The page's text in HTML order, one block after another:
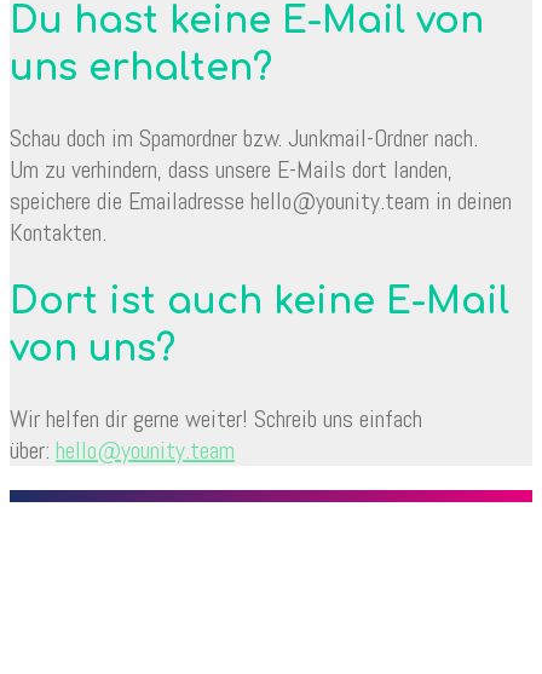
Du hast keine E-Mail von
uns erhalten?
Schau doch im Spamordner bzw. Junkmail-Ordner nach.
Um zu verhindern, dass unsere E-Mails dort landen,
speichere die Emailadresse hello@younity.team in deinen
Kontakten.
Dort ist auch keine E-Mail
von uns?
Wir helfen dir gerne weiter! Schreib uns einfach
über: hello@younity.team